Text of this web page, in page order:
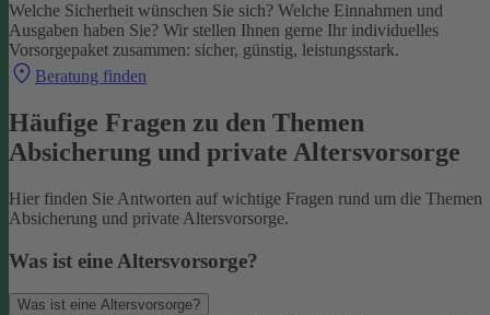
Welche Sicherheit wünschen Sie sich? Welche Einnahmen und
Ausgaben haben Sie? Wir stellen Ihnen gerne Ihr individuelles
Vorsorgepaket zusammen: sicher, günstig, leistungsstark.
Beratung finden
Häufige Fragen zu den Themen
Absicherung und private Altersvorsorge
Hier finden Sie Antworten auf wichtige Fragen rund um die Themen
Absicherung und private Altersvorsorge.
Was ist eine Altersvorsorge?
Was ist eine Altersvorsorge?